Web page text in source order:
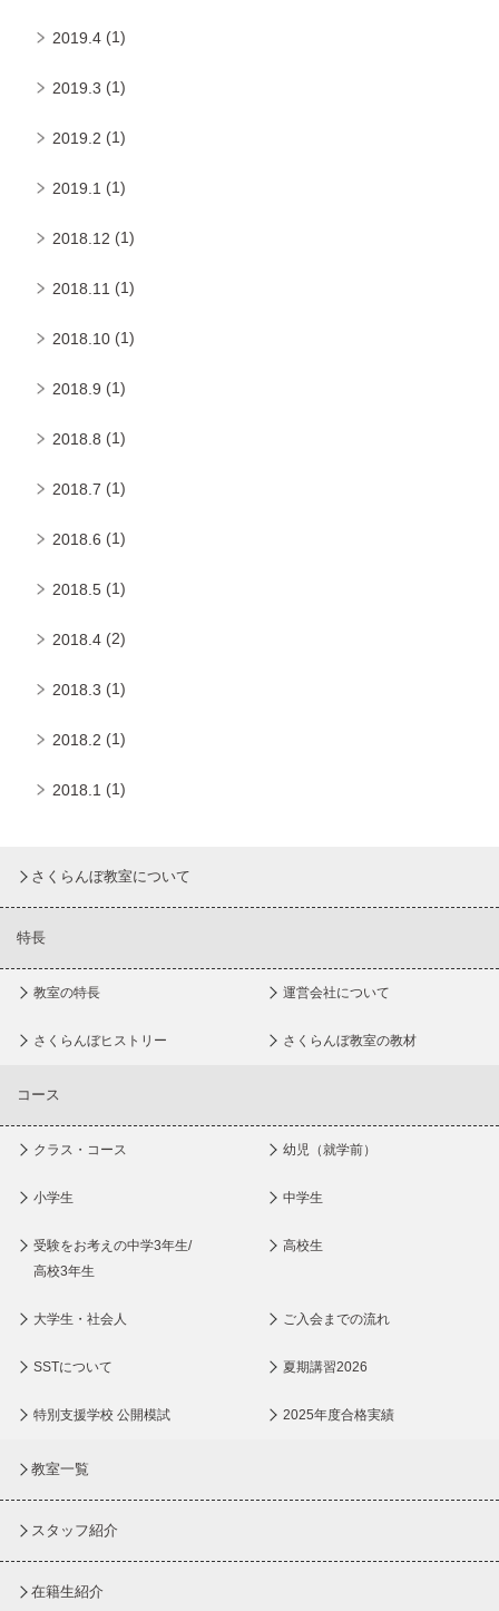
2019.4 (1)
2019.3 (1)
2019.2 (1)
2019.1 (1)
2018.12 (1)
2018.11 (1)
2018.10 (1)
2018.9 (1)
2018.8 (1)
2018.7 (1)
2018.6 (1)
2018.5 (1)
2018.4 (2)
2018.3 (1)
2018.2 (1)
2018.1 (1)
さくらんぼ教室について
特長
教室の特長 運営会社について
さくらんぼヒストリー さくらんぼ教室の教材
コース
クラス・コース 幼児（就学前）
小学生 中学生
受験をお考えの中学3年生/
高校3年生
高校生
大学生・社会人 ご入会までの流れ
SSTについて 夏期講習2026
特別支援学校 公開模試 2025年度合格実績
教室一覧
スタッフ紹介
在籍生紹介